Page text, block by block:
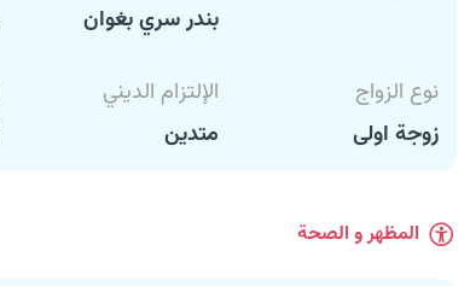
بندر سري بغوان
نوع الزواج
زوجة اولى
الإلتزام الديني
متدين
المظهر و الصحة